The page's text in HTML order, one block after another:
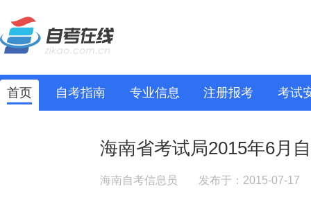
首页 自考指南 专业信息 注册报考 考试
海南省考试局2015年6月
海南自考信息员 发布于：2015-07-17